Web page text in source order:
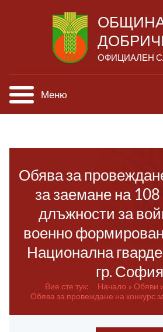
ОФИЦИАЛЕН
Меню
Обява за
за заемане на 108
длъжности за
военно
Национална
гр.
Вие сте тук: Начало
Обяви
Обява за провеждане на конкурс